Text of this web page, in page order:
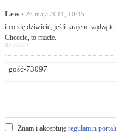
Lew• 26 maja 2011, 10:45
i co się dziwicie, jeśli krajem rządzą
Chcecie, to macie.
ID:30235
Znam i akceptuję regulamin